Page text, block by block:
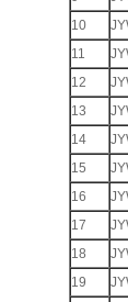
10
11
12
13
14
15
16
17
18
19